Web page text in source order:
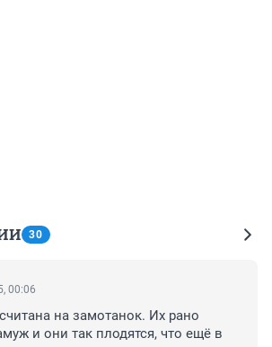
30
00:06
на замотанок. Их рано
и они так плодятся, что ещё в